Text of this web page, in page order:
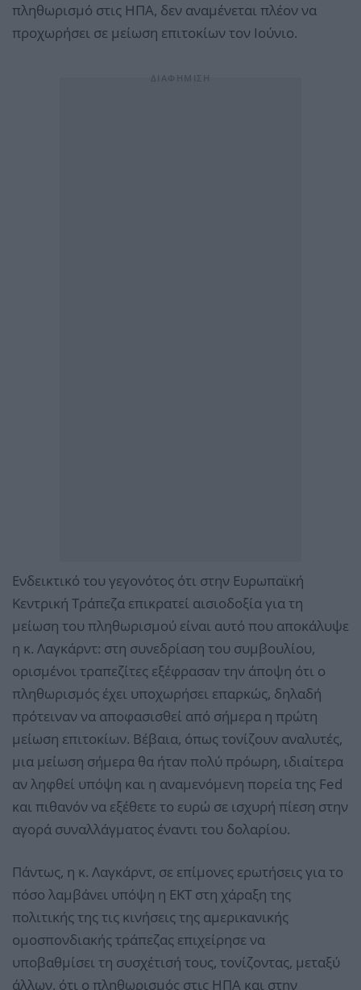
πληθωρισμό στις ΗΠΑ, δεν αναμένεται πλέον να
προχωρήσει σε μείωση επιτοκίων τον Ιούνιο.
Ενδεικτικό του γεγονότος ότι στην Ευρωπαϊκή
Κεντρική Τράπεζα επικρατεί αισιοδοξία για τη
μείωση του πληθωρισμού είναι αυτό που αποκάλυψε
η κ. Λαγκάρντ: στη συνεδρίαση του συμβουλίου,
ορισμένοι τραπεζίτες εξέφρασαν την άποψη ότι ο
πληθωρισμός έχει υποχωρήσει επαρκώς, δηλαδή
πρότειναν να αποφασισθεί από σήμερα η πρώτη
μείωση επιτοκίων. Βέβαια, όπως τονίζουν αναλυτές,
μια μείωση σήμερα θα ήταν πολύ πρόωρη, ιδιαίτερα
αν ληφθεί υπόψη και η αναμενόμενη πορεία της Fed
και πιθανόν να εξέθετε το ευρώ σε ισχυρή πίεση στην
αγορά συναλλάγματος έναντι του δολαρίου.
Πάντως, η κ. Λαγκάρντ, σε επίμονες ερωτήσεις για το
πόσο λαμβάνει υπόψη η ΕΚΤ στη χάραξη της
πολιτικής της τις κινήσεις της αμερικανικής
ομοσπονδιακής τράπεζας επιχείρησε να
υποβαθμίσει τη συσχέτισή τους, τονίζοντας, μεταξύ
άλλων, ότι ο πληθωρισμός στις ΗΠΑ και στην